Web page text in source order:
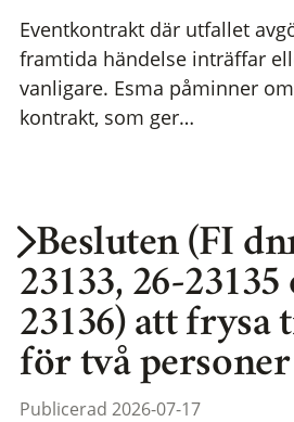
Eventkontrakt där utfallet
framtida händelse inträffar
vanligare. Esma påminner
kontrakt, som ger…
Besluten (FI
23133, 26-23135
23136) att frysa
för två
Publicerad 2026-07-17